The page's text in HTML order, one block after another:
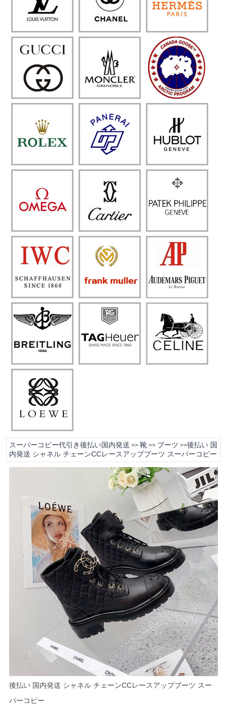
スーパーコピー代引き後払い国内発送 >> 靴>> ブーツ >>後払い 国
内発送 シャネル チェーンCCレースアップブーツ スーパーコピー
後払い 国内発送 シャネル チェーンCCレースアップブーツ スー
パーコピー